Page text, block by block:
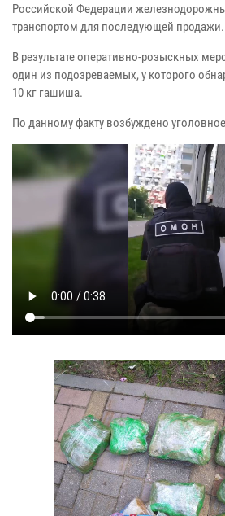
Российской Федерации
транспортом для последующей продажи.
В результате оперативно-розыскных
один из подозреваемых, у которого
10 кг гашиша.
По данному факту возбуждено